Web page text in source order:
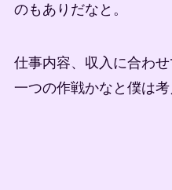
のもありだなと。
仕事内容、収入に合わ
一つの作戦かなと僕は考